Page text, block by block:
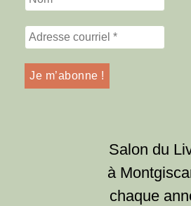
Salon du
à
chaque